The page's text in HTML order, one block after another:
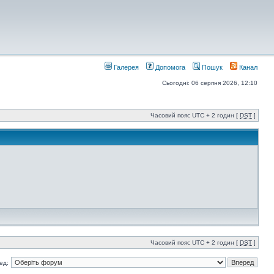
Галерея Допомога Пошук Канал
Сьогодні: 06 серпня 2026, 12:10
Часовий пояс UTC + 2 годин [ DST ]
Часовий пояс UTC + 2 годин [ DST ]